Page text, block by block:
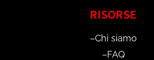
RISORSE
–Chi siamo
–FAQ